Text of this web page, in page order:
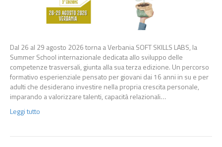
Dal 26 al 29 agosto 2026 torna a Verbania SOFT SKILLS LABS, la
Summer School internazionale dedicata allo sviluppo delle
competenze trasversali, giunta alla sua terza edizione. Un percorso
formativo esperienziale pensato per giovani dai 16 anni in su e per
adulti che desiderano investire nella propria crescita personale,
imparando a valorizzare talenti, capacità relazionali…
Leggi tutto